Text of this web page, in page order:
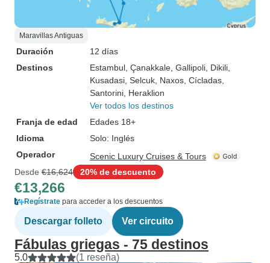
Maravillas Antiguas
Duración
12 días
Destinos
Estambul , Çanakkale , Gallipoli , Dikili
Kusadasi , Selcuk , Naxos , Cícladas
Santorini , Heraklion
Ver todos los destinos
Franja de edad
Edades 18+
Idioma
Solo: Inglés
Operador
Scenic Luxury Cruises & Tours
Desde €16,624 20% de descuento
€13,266
Regístrate para acceder a los descuentos
Descargar folleto Ver circuito
Fábulas griegas - 75 destinos
5.0 (1 reseña)